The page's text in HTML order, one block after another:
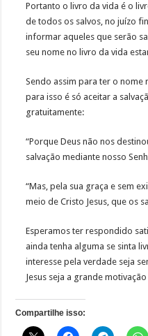
Portanto o livro da vida é o
de todos os salvos, no juízo
informar aqueles que serão
seu nome no livro da vida
Sendo assim para ter o nome
para isso é só aceitar a
gratuitamente:
“Porque Deus não nos
salvação mediante nosso
“Mas, pela sua graça e sem
meio de Cristo Jesus, que os
Esperamos ter respondido
ainda tenha alguma se sinta
interesse pela verdade seja
Jesus seja a grande
Compartilhe isso: